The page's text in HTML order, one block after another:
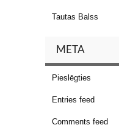
Tautas Balss
META
Pieslēgties
Entries feed
Comments feed